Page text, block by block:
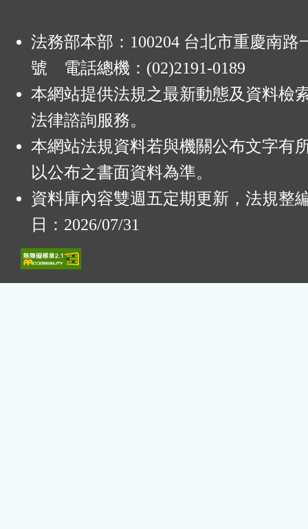
法務部本部：100204 台北市重慶南路
號 電話總機：(02)2191-0189
本網站提供法規之最新動態及資料檢
法律諮詢服務。
本網站法規資料若與機關公布文字有
以公布之書面資料為準。
資料庫內容雙週五定期更新，法規整
日：2026/07/31